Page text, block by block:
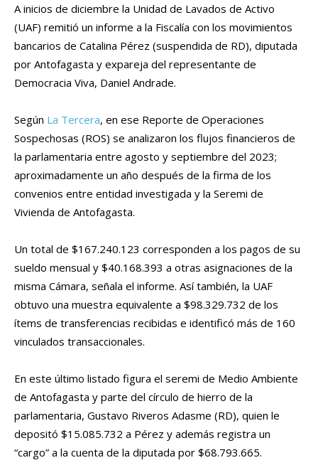
A inicios de diciembre la Unidad de Lavados de Activo
(UAF) remitió un informe a la Fiscalía con los movimientos
bancarios de Catalina Pérez (suspendida de RD), diputada
por Antofagasta y expareja del representante de
Democracia Viva, Daniel Andrade.
Según La Tercera, en ese Reporte de Operaciones
Sospechosas (ROS) se analizaron los flujos financieros de
la parlamentaria entre agosto y septiembre del 2023;
aproximadamente un año después de la firma de los
convenios entre entidad investigada y la Seremi de
Vivienda de Antofagasta.
Un total de $167.240.123 corresponden a los pagos de su
sueldo mensual y $40.168.393 a otras asignaciones de la
misma Cámara, señala el informe. Así también, la UAF
obtuvo una muestra equivalente a $98.329.732 de los
ítems de transferencias recibidas e identificó más de 160
vinculados transaccionales.
En este último listado figura el seremi de Medio Ambiente
de Antofagasta y parte del círculo de hierro de la
parlamentaria, Gustavo Riveros Adasme (RD), quien le
depositó $15.085.732 a Pérez y además registra un
“cargo” a la cuenta de la diputada por $68.793.665.